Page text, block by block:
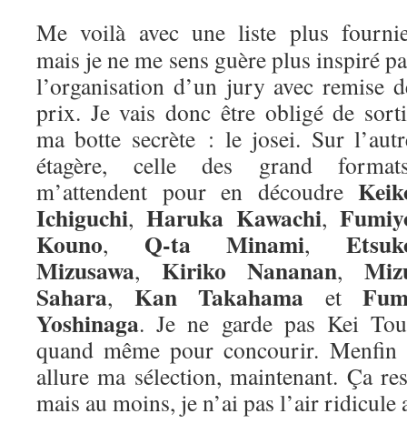
Me voilà avec une liste plus
mais je ne me sens guère plus inspiré
l’organisation d’un jury avec remise
prix. Je vais donc être obligé de
ma botte secrète : le josei. Sur
étagère, celle des grand
m’attendent pour en découdre
Ichiguchi, Haruka Kawachi,
Kouno, Q-ta Minami,
Mizusawa, Kiriko Nananan,
Sahara, Kan Takahama et
Yoshinaga. Je ne garde pas Kei
quand même pour concourir.
allure ma sélection, maintenant. Ça
mais au moins, je n’ai pas l’air ridicule